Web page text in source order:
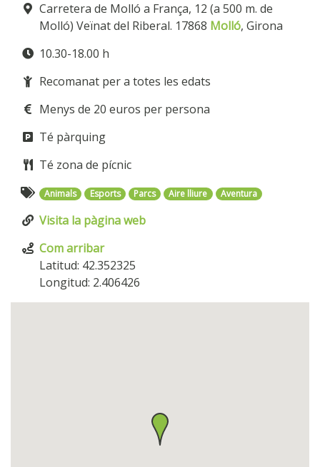
Carretera de Molló a França, 12 (a 500 m. de
Molló) Veïnat del Riberal. 17868 Molló, Girona
10.30-18.00 h
Recomanat per a totes les edats
Menys de 20 euros per persona
Té pàrquing
Té zona de pícnic
Animals Esports Parcs Aire lliure Aventura
Visita la pàgina web
Com arribar
Latitud: 42.352325
Longitud: 2.406426